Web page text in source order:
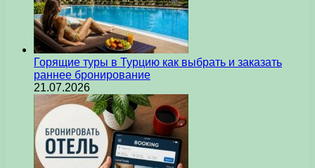
Горящие туры в Турцию как выбрать и заказать
раннее бронирование
21.07.2026